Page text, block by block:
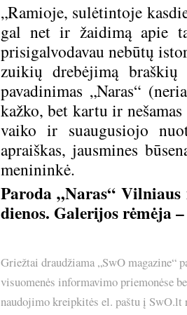
„Ramioje, sulėtintoje
gal net ir žaidimą apie
prisigalvodavau nebūtų
zuikių drebėjimą
pavadinimas „Naras“
kažko, bet kartu ir
vaiko ir suaugusiojo
apraiškas, jausmines
menininkė.
Paroda „Naras“
dienos. Galerijos rėmėja
Griežtai draudžiama „SwO magazine“
visuomenės informavimo priemonėse
naudojimo kreipkitės el. paštu į